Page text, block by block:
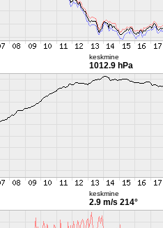
keskmine
1012.9 hPa
keskmine
2.9 m/s 214°